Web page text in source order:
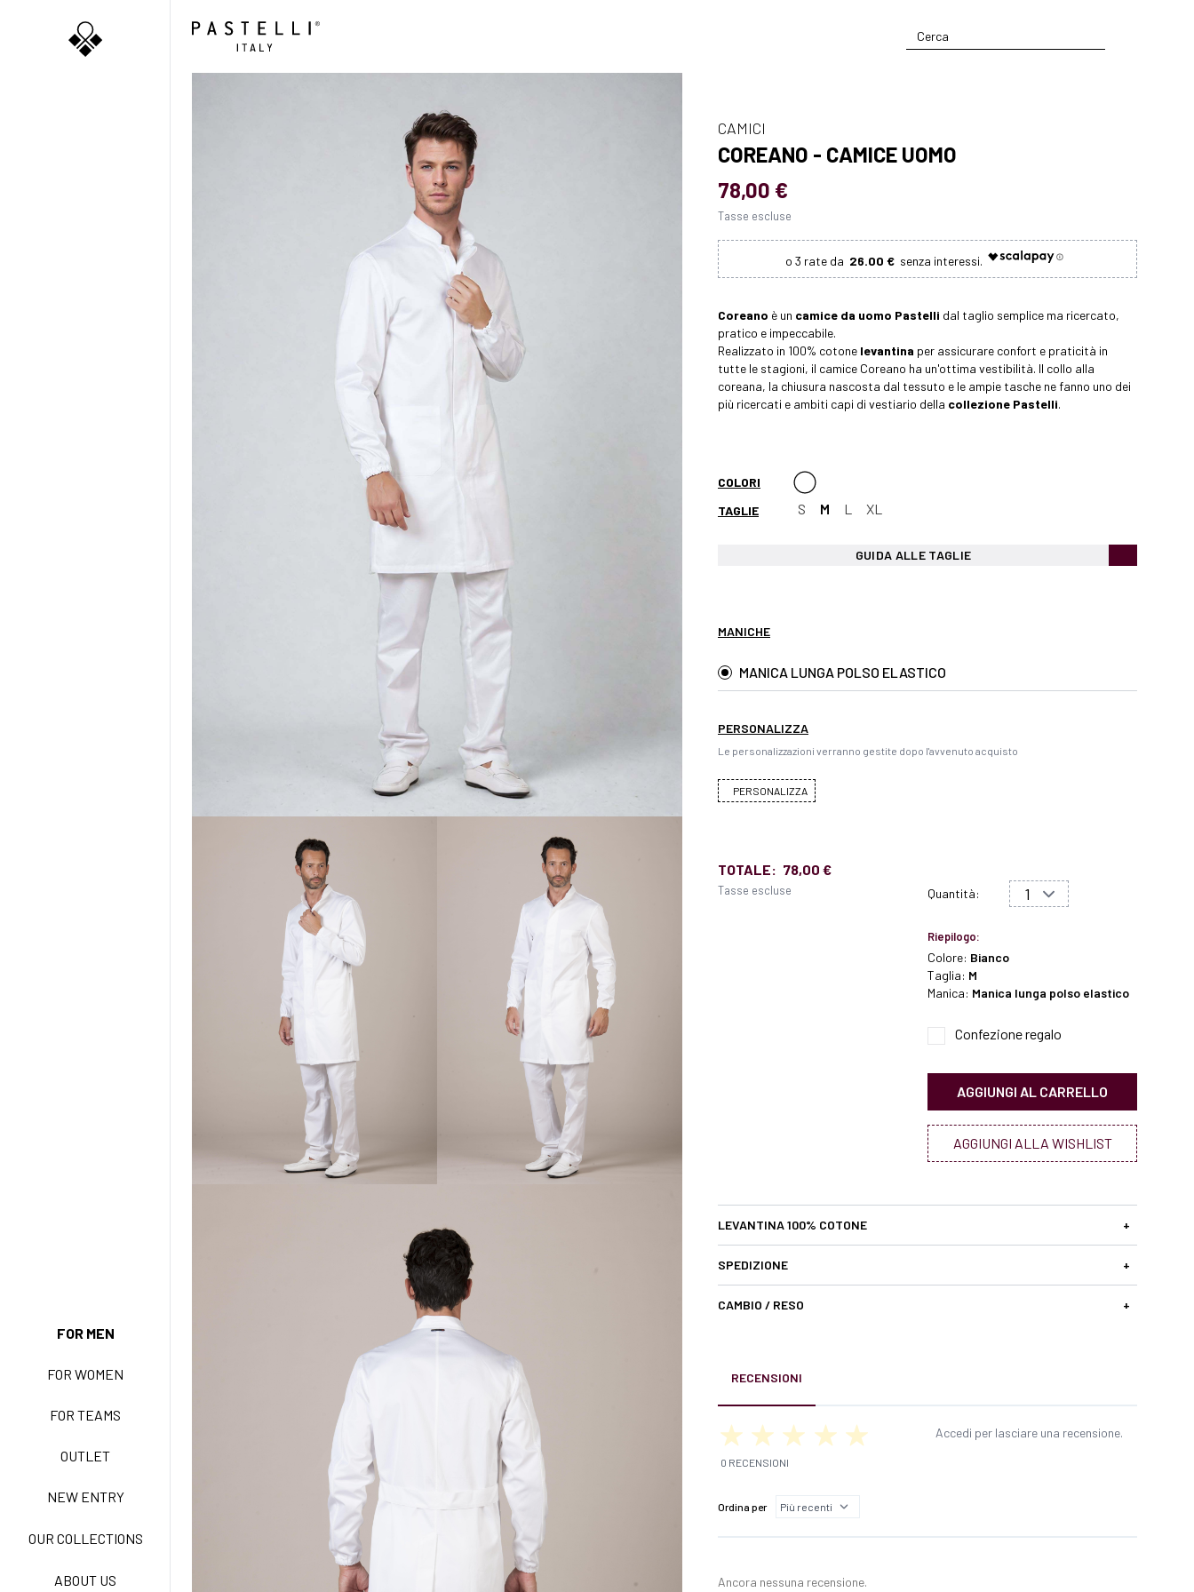
FOR MEN
FOR WOMEN
FOR TEAMS
OUTLET
NEW ENTRY
OUR COLLECTIONS
ABOUT US
NEW LIFE NO STIRO
CAMICI
COREANO - CAMICE UOMO
78,00 €
Tasse escluse
26.00 €
Coreano è un camice da uomo Pastelli dal taglio semplice ma ricercato,
pratico e impeccabile.
Realizzato in 100% cotone levantina per assicurare confort e praticità in
tutte le stagioni, il camice Coreano ha un'ottima vestibilità. Il collo alla
coreana, la chiusura nascosta dal tessuto e le ampie tasche ne fanno uno dei
più ricercati e ambiti capi di vestiario della collezione Pastelli.
COLORI
TAGLIE
S M L XL
GUIDA ALLE TAGLIE
MANICHE
MANICA LUNGA POLSO ELASTICO
PERSONALIZZA
Le personalizzazioni verranno gestite dopo l'avvenuto acquisto
PERSONALIZZA
TOTALE: 78,00 €
Tasse escluse Quantità:
Riepilogo:
Colore: Bianco
Taglia: M
Manica: Manica lunga polso elastico
Confezione regalo
AGGIUNGI AL CARRELLO
AGGIUNGI ALLA WISHLIST
LEVANTINA 100% COTONE +
SPEDIZIONE +
CAMBIO / RESO +
RECENSIONI
0 RECENSIONI
Accedi per lasciare una recensione.
Ordina per
Ancora nessuna recensione.